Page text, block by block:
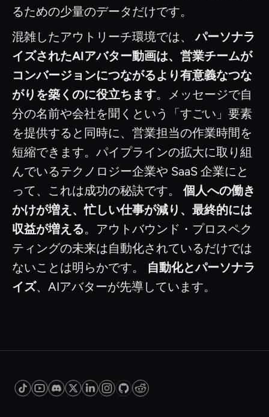
るための少量のデータだけです。
混雑したアウトリーチ環境では、パーソナラ
イズされたAIアバター動画は、営業チームが
コンバージョンにつながるより有意義なつな
がりを築くのに役立ちます。メッセージで自
分の名前や会社を聞くという「すごい」要素
を提供すると同時に、営業担当の作業時間を
短縮できます。パイプラインの拡大に取り組
んでいるテクノロジー企業や SaaS 企業にと
って、これは成功の秘訣です。 個人への働き
かけが増え、忙しい仕事が減り、最終的には
収益が増える。アウトバウンド・プロスペク
ティングの未来は自動化されているだけでは
ないことは明らかです。 自動化とパーソナラ
イズ、AIアバターが先導しています。